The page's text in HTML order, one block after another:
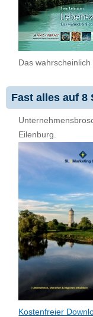
Das
Fast alles auf 8
Eilenburg.
Kostenfreier